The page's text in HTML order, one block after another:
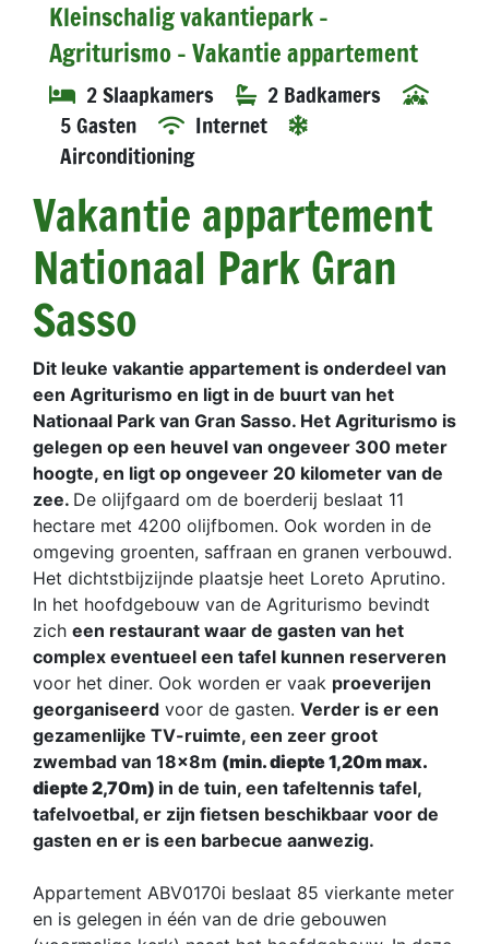
Kleinschalig vakantiepark -
Agriturismo - Vakantie appartement
2 Slaapkamers
2 Badkamers
5 Gasten
Internet
Airconditioning
Vakantie appartement
Nationaal Park Gran
Sasso
Dit leuke vakantie appartement is onderdeel van
een Agriturismo en ligt in de buurt van het
Nationaal Park van Gran Sasso. Het Agriturismo is
gelegen op een heuvel van ongeveer 300 meter
hoogte, en ligt op ongeveer 20 kilometer van de
zee. De olijfgaard om de boerderij beslaat 11
hectare met 4200 olijfbomen. Ook worden in de
omgeving groenten, saffraan en granen verbouwd.
Het dichtstbijzijnde plaatsje heet Loreto Aprutino.
In het hoofdgebouw van de Agriturismo bevindt
zich een restaurant waar de gasten van het
complex eventueel een tafel kunnen reserveren
voor het diner. Ook worden er vaak proeverijen
georganiseerd voor de gasten. Verder is er een
gezamenlijke TV-ruimte, een zeer groot
zwembad van 18x8m (min. diepte 1,20m max.
diepte 2,70m) in de tuin, een tafeltennis tafel,
tafelvoetbal, er zijn fietsen beschikbaar voor de
gasten en er is een barbecue aanwezig.
Appartement ABV0170i beslaat 85 vierkante meter
en is gelegen in één van de drie gebouwen